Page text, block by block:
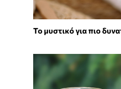
Το μυστικό για πιο